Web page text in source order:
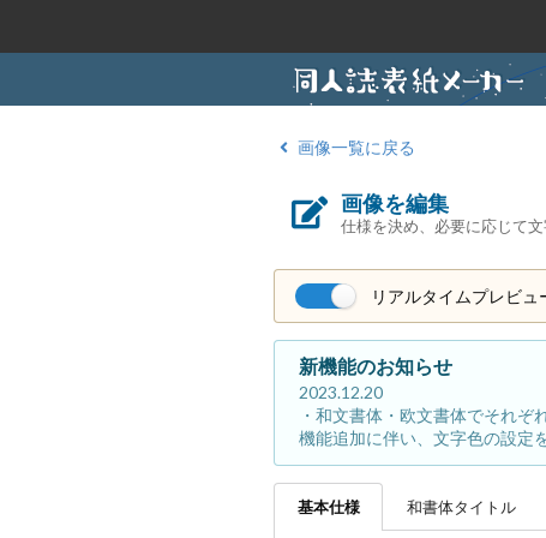
画像一覧に戻る
画像を編集
仕様を決め、必要に応じて文
リアルタイムプレビュ
新機能のお知らせ
2023.12.20
・和文書体・欧文書体でそれぞ
機能追加に伴い、文字色の設定
基本仕様 和書体タイトル